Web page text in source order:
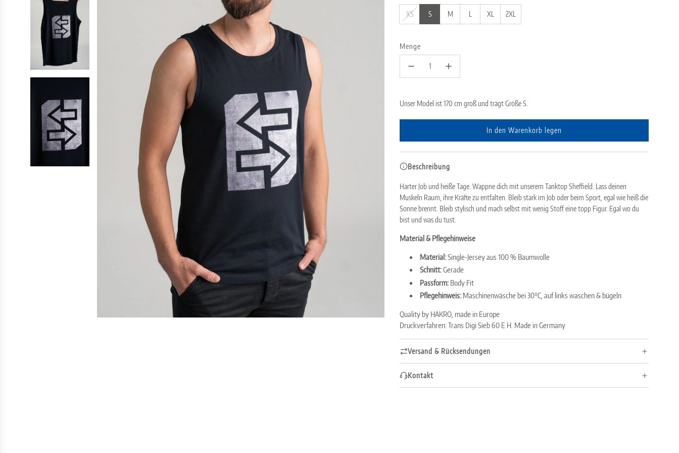
XS S M L XL 2XL
Menge
Unser Model ist 170 cm groß und trägt Größe S.
In den Warenkorb legen
L
.
.
.
Beschreibung
Harter Job und heiße Tage. Wappne dich mit unserem Tanktop Sheffield. Lass deinen
Muskeln Raum, ihre Kräfte zu entfalten. Bleib stark im Job oder beim Sport, egal wie heiß die
Sonne brennt. Bleib stylisch und mach selbst mit wenig Stoff eine topp Figur. Egal wo du
bist und was du tust.
Material & Pflegehinweise
Material:Single-Jersey aus 100 % Baumwolle
Schnitt:Gerade
Passform: Body Fit
Pflegehinweis: Maschinenwäsche bei 30°C, auf links waschen & bügeln
Quality by HAKRO, made in Europe
Druckverfahren: Trans Digi Sieb 60 E H. Made in Germany
Versand & Rücksendungen
Kontakt